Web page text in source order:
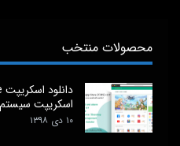
محصولات منتخب
اسکریپت
۱۰ دی ۱۳۹۸